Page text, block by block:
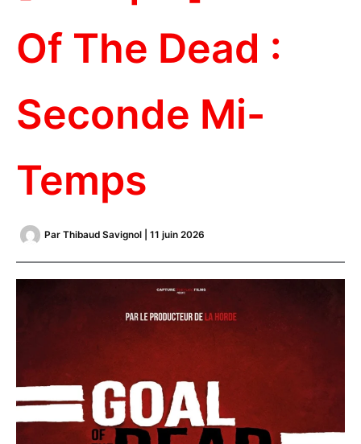
Of The Dead :
Seconde Mi-
Temps
Par Thibaud Savignol 11 juin 2026